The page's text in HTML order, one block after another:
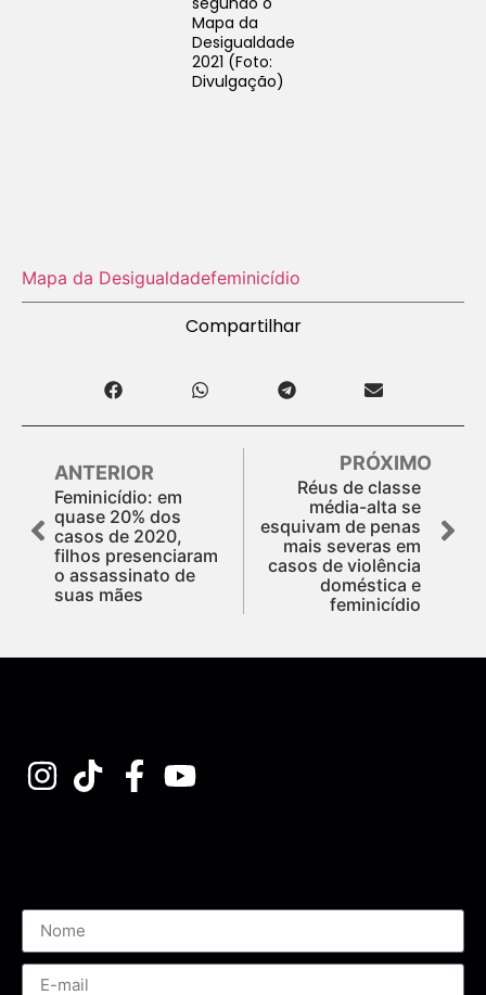
Mapa da
Desigualdade
2021 (Foto:
Divulgação)
Mapa da Desigualdadefeminicídio
Compartilhar
ANTERIOR
Feminicídio: em
quase 20% dos
casos de 2020,
filhos presenciaram
o assassinato de
suas mães
PRÓXIMO
Réus de classe
média-alta se
esquivam de penas
mais severas em
casos de violência
doméstica e
feminicídio